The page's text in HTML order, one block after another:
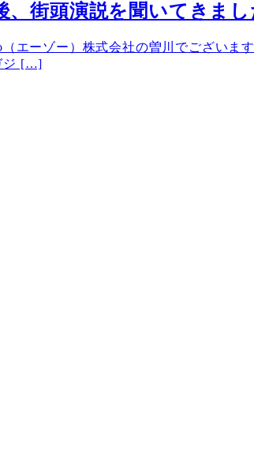
、街頭演説を聞いてきまし
ーゾー）株式会社の曽川でござい
ジ […]